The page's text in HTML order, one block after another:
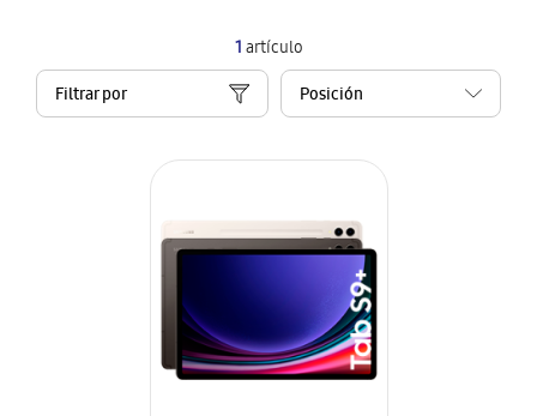
1artículo
Filtrar por